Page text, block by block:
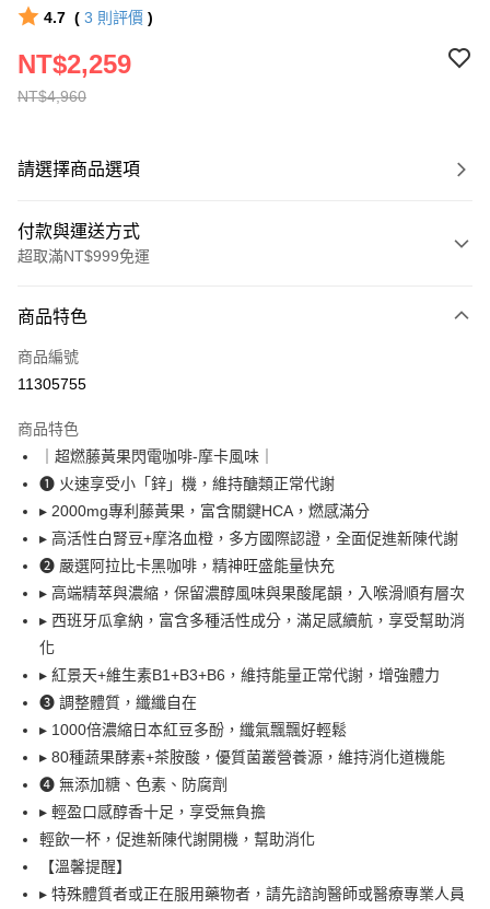
4.7 ( 3 則評價 )
NT$4,960
NT$2,259
請選擇商品選項
付款與運送方式
超取滿NT$999免運
信用卡一次付款
超商取貨付款
Apple Pay
悠遊付
大哥付你分期
相關說明
【大哥付你分期使用說明】
1.本服務由台灣大哥大提供，台灣大哥大用戶可立即使用無須另外申請。
2.付款方式選擇「大哥付你分期」，訂單成立後會自動跳轉到大哥付的交易
流程，驗證手機門號後，選擇欲分期的期數、繳款截止日，確認付款後即完
3.實際核准額度、可分期數及費用金額請依後續交易確認頁面所載為準。
4.訂單成立30分鐘內，如未前往確認交易或遇審核未通過，訂單將自動取
消。如遇「轉專審核」未通過狀況，表示未達大哥付你分期系統評分，恕無
法說明評估內容。
【繳款方式說明】
1.分期款項不併入電信帳單，「大哥付你分期」於每月結算日後寄送繳費提
2.透過簡訊連結打開帳單後，可選擇「超商條碼／台灣大直營門市／銀行轉
帳／街口支付／iPASS MONEY」等通路繳費。
【注意事項】
1.本服務係由「台灣大哥大股份有限公司」（以下簡稱本公司）所提供，讓
AFTEE先享後付
相關說明
【關於「AFTEE先享後付」】
AFTEE先享後付是「在收到商品之後才付款」的支付方式。 讓您購物簡單
１．簡單：不需註冊會員、不需綁卡、不需儲值。
２．便利：只要手機號碼，簡訊認證，即可結帳。
３．安心：先確認商品／服務後，再付款。
【「AFTEE先享後付」結帳流程】
１．於結帳方式選擇「AFTEE先享後付」後，將跳轉至「AFTEE先享後付」
結帳頁面，進行簡訊認證並確認金額後，即可完成結帳。
２．訂單成立數日內，您將收到繳費通知簡訊。
３．收到繳費通知簡訊後14天內，點擊此簡訊中的連結，可透過四大超商／
ATM／網路銀行／等多元方式進行付款，方視為交易完成。
ATM付款
貨到付款
運送方式
全家取貨付款
付款後全家取貨
每筆NT$80，滿NT$1,680(含以上)免運費
商品特色
商品編號
11305755
商品特色
｜超燃藤黃果閃電咖啡-摩卡風味｜
❶ 火速享受小「鋅」機，維持醣類正常代謝
▸ 2000mg專利藤黃果，富含關鍵HCA，燃感滿分
▸ 高活性白腎豆+摩洛血橙，多方國際認證，全面促進新陳代謝
❷ 嚴選阿拉比卡黑咖啡，精神旺盛能量快充
▸ 高端精萃與濃縮，保留濃醇風味與果酸尾韻，入喉滑順有層次
▸ 西班牙瓜拿納，富含多種活性成分，滿足感續航，享受幫助消
化
▸ 紅景天+維生素B1+B3+B6，維持能量正常代謝，增強體力
❸ 調整體質，纖纖自在
▸ 1000倍濃縮日本紅豆多酚，纖氣飄飄好輕鬆
▸ 80種蔬果酵素+茶胺酸，優質菌叢營養源，維持消化道機能
❹ 無添加糖、色素、防腐劑
▸ 輕盈口感醇香十足，享受無負擔
輕飲一杯，促進新陳代謝開機，幫助消化
【溫馨提醒】
▸ 特殊體質者或正在服用藥物者，請先諮詢醫師或醫療專業人員